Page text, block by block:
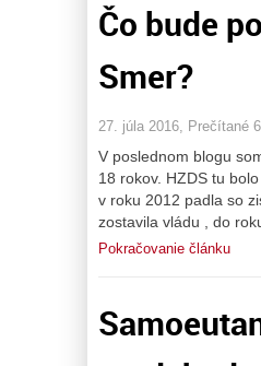
Čo bude
Smer?
27. júla 2016, Prečítané
V poslednom blogu
18 rokov. HZDS tu
v roku 2012 padla so
zostavila vládu , do
Pokračovanie článku